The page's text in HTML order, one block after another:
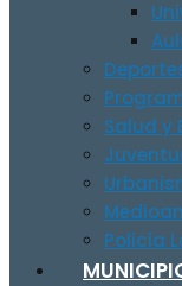
Salud y
Policía